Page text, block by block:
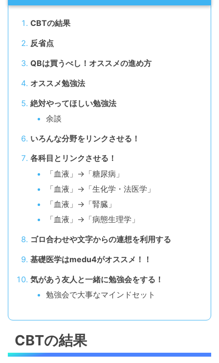
CBTの結果
反省点
QBは買うべし！オススメの進め方
オススメ勉強法
絶対やってほしい勉強法
余談
いろんな分野をリンクさせる！
各科目とリンクさせる！
「血液」→「糖尿病」
「血液」→「生化学・法医学」
「血液」→「腎臓」
「血液」→「病態生理学」
ゴロ合わせや文字からの連想を利用する
基礎医学はmedu4がオススメ！！
気があう友人と一緒に勉強会をする！
勉強会で大事なマインドセット
CBTの結果